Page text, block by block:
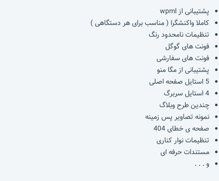
پشتیبانی از wpml
کاملا واکنشگرا ( مناسب برای هر دستگاهی )
تنظیمات نامحدود رنگ
فونت های گوگل
فونت های سفارشی
پشتیبانی از مگا منو
5 استایل صفحه اصلی
4 استایل سربرگ
چندین طرح وبلاگ
نمونه تصاویر پس زمینه
صفحه ی خطای 404
تنظیمات نوار کناری
مستندات حرفه ای
و . . .